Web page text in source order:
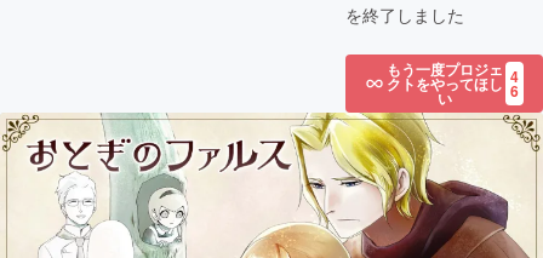
を終了しました
もう一度プロジェ
クトをやってほし
い
4
6